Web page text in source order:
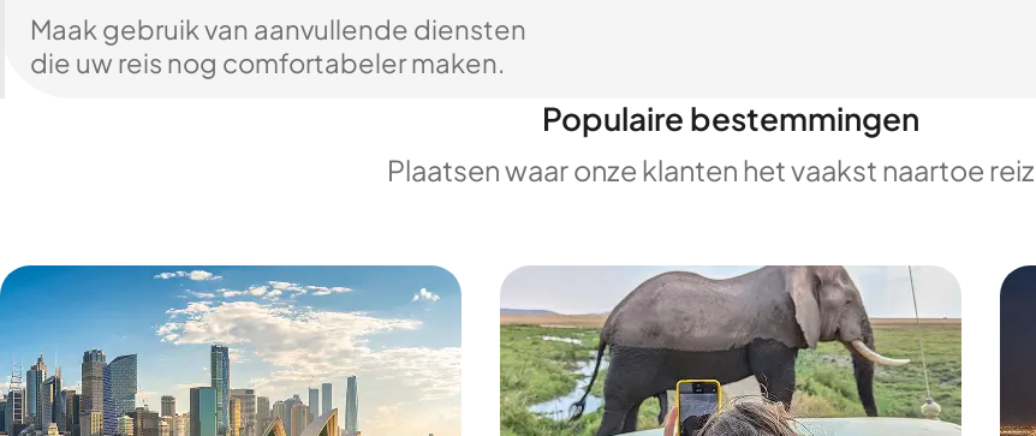
Maak gebruik van aanvullende diensten
die uw reis nog comfortabeler maken.
Populaire bestemmingen
Plaatsen waar onze klanten het vaakst naartoe